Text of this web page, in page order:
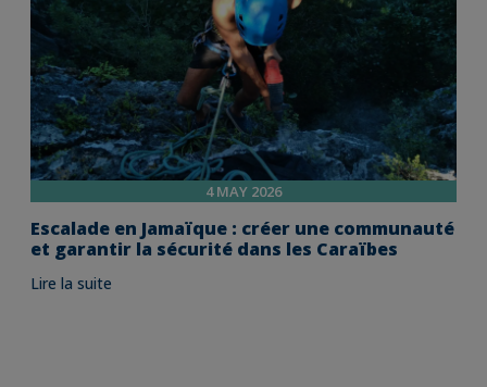
4 MAY 2026
Escalade en Jamaïque : créer une communauté
et garantir la sécurité dans les Caraïbes
Lire la suite